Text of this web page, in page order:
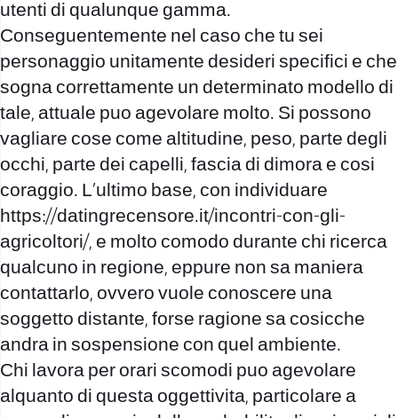
utenti di qualunque gamma.
Conseguentemente nel caso che tu sei
personaggio unitamente desideri specifici e che
sogna correttamente un determinato modello di
tale, attuale puo agevolare molto. Si possono
vagliare cose come altitudine, peso, parte degli
occhi, parte dei capelli, fascia di dimora e cosi
coraggio. L’ultimo base, con individuare
https://datingrecensore.it/incontri-con-gli-
agricoltori/, e molto comodo durante chi ricerca
qualcuno in regione, eppure non sa maniera
contattarlo, ovvero vuole conoscere una
soggetto distante, forse ragione sa cosicche
andra in sospensione con quel ambiente.
Chi lavora per orari scomodi puo agevolare
alquanto di questa oggettivita, particolare a